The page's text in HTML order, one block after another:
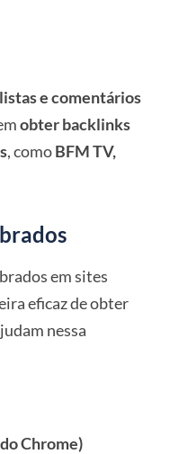
e comentários
obter backlinks
, comoBFM TV,
em sites
eficaz de obter
nessa
Chrome)